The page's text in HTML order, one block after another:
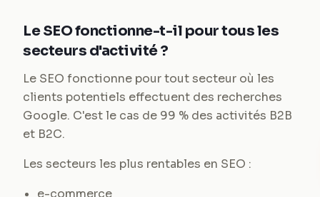
Le SEO fonctionne-t-il pour tous les
secteurs d'activité ?
Le SEO fonctionne pour tout secteur où les
clients potentiels effectuent des recherches
Google. C'est le cas de 99 % des activités B2B
et B2C.
Les secteurs les plus rentables en SEO :
e-commerce